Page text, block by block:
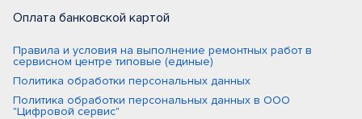
Оплата банковской картой
Правила и условия на выполнение ремонтных работ в
сервисном центре типовые (единые)
Политика обработки персональных данных
Политика обработки персональных данных в ООО
"Цифровой сервис"